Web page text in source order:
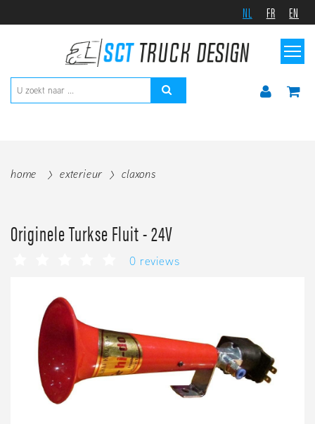
NL FR EN
home exterieur claxons
Originele Turkse Fluit - 24V
0 reviews